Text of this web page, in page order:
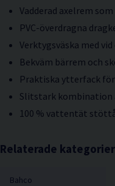
Vadderad axelrem
PVC-överdragna
Verktygsväska med
Bekväm bärrem och
Praktiska ytterfack
Slitstark kombination
100 % vattentät
Relaterade kategorier
Bahco